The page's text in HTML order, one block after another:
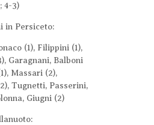
4-3)
in Persiceto:
(1), Filippini (1),
Garagnani, Balboni
Massari (2),
Tugnetti, Passerini,
Giugni (2)